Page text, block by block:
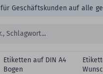
für Geschäftskunden auf alle
Etiketten auf DIN A4
Bogen